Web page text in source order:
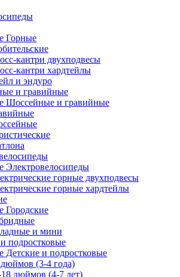
Горные
кантри двухподвесы
кантри хардтейлы
и эндуро
и гравийные
Шоссейные и гравийные
Электровелосипеды
горные двухподвесы
горные хардтейлы
Городские
и мини
подростковые
Детские и подростковые
(3-4 года)
18 дюймов (4-7 лет)